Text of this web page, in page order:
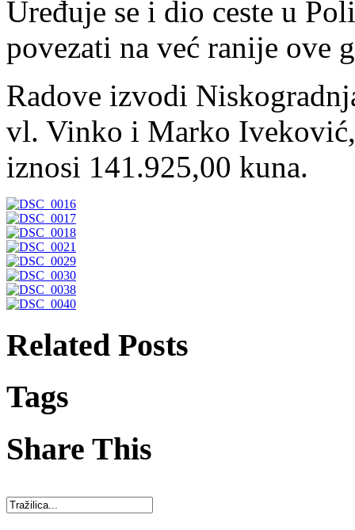
Uređuje se i dio ceste u
povezati na već ranije ove
Radove izvodi
vl. Vinko i Marko
iznosi 141.925,00 kuna.
Related Posts
Tags
Share This